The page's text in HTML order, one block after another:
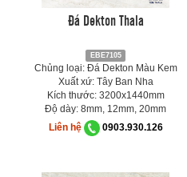
Đá Dekton Thala
EBE7105
Chủng loại: Đá Dekton Màu Kem
Xuất xứ: Tây Ban Nha
Kích thước: 3200x1440mm
Độ dày: 8mm, 12mm, 20mm
Liên hệ
0903.930.126